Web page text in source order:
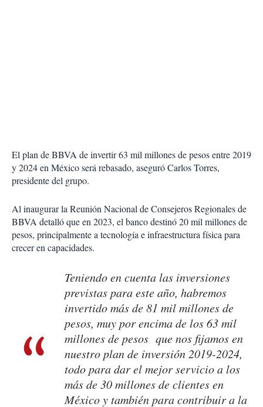
El plan de BBVA de invertir 63 mil millones de pesos entre 2019
y 2024 en México será rebasado, aseguró Carlos Torres,
presidente del grupo.
Al inaugurar la Reunión Nacional de Consejeros Regionales de
BBVA detalló que en 2023, el banco destinó 20 mil millones de
pesos, principalmente a tecnología e infraestructura física para
crecer en capacidades.
Teniendo en cuenta las inversiones
previstas para este año, habremos
invertido más de 81 mil millones de
pesos, muy por encima de los 63 mil
millones de pesos que nos fijamos en
nuestro plan de inversión 2019-2024,
todo para dar el mejor servicio a los
más de 30 millones de clientes en
México y también para contribuir a la